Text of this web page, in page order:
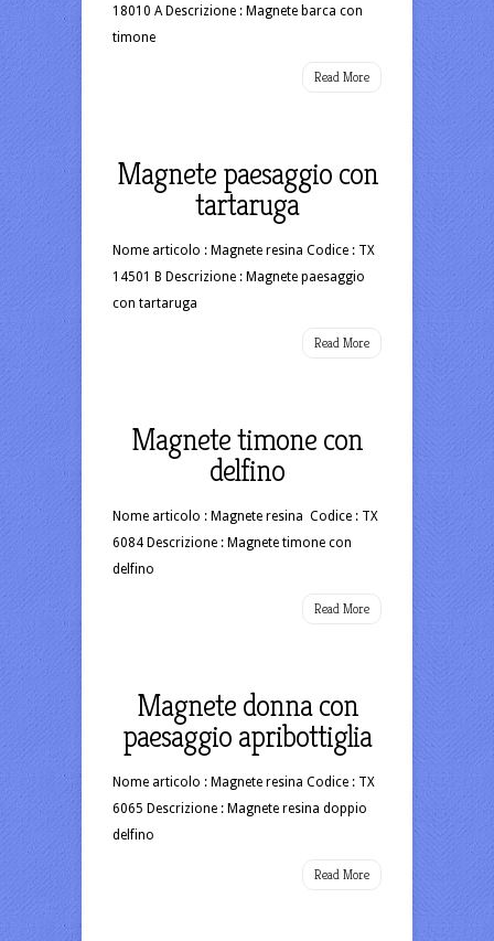
18010 A Descrizione : Magnete barca con
timone
Read More
Magnete paesaggio con
tartaruga
Nome articolo : Magnete resina Codice : TX
14501 B Descrizione : Magnete paesaggio
con tartaruga
Read More
Magnete timone con
delfino
Nome articolo : Magnete resina Codice : TX
6084 Descrizione : Magnete timone con
delfino
Read More
Magnete donna con
paesaggio apribottiglia
Nome articolo : Magnete resina Codice : TX
6065 Descrizione : Magnete resina doppio
delfino
Read More